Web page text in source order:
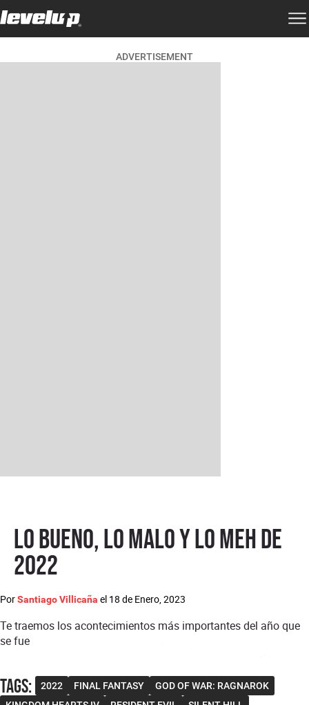
ADVERTISEMENT
Lo Bueno, lo Malo y lo Meh de
2022
PorSantiago Villicaña el 18 de Enero, 2023
Te traemos los acontecimientos más importantes del año que
se fue
Tags: 2022 FINAL FANTASY
GOD OF WAR: RAGNAROK